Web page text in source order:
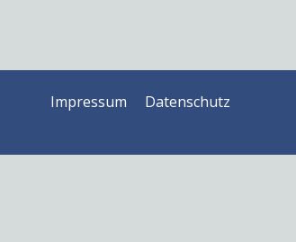
Impressum Datenschutz